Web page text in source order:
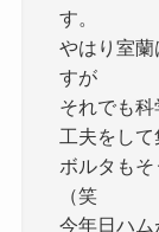
す。
やはり室蘭
すが
それでも
工夫をして
ボルタも
（笑
今年日ハ